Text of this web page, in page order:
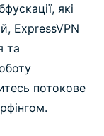
які
ExpressVPN
та
потокове